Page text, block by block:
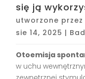
się ją
utworzone przez
sie 14, 2025 |
Otoemisja
w uchu